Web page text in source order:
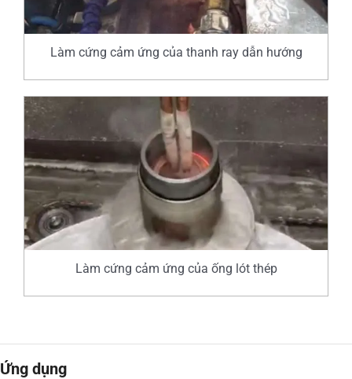
Làm cứng cảm ứng của thanh ray dẫn hướng
Làm cứng cảm ứng của ống lót thép
Ứng dụng